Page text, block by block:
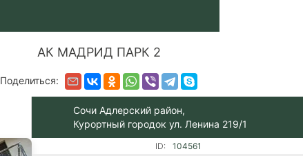
АК МАДРИД ПАРК 2
Поделиться:
Сочи Адлерский район,
Курортный городок ул. Ленина 219/1
ID:
104561